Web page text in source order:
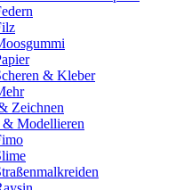
& Kleber
Zeichnen
& Modellieren